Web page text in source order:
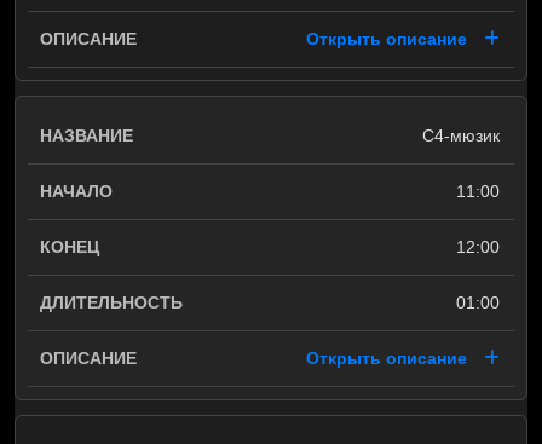
Открыть описание
С4-мюзик
11:00
12:00
01:00
Открыть описание